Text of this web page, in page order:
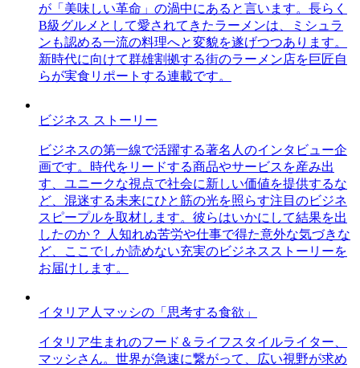
が「美味しい革命」の渦中にあると言います。長らく
B級グルメとして愛されてきたラーメンは、ミシュラ
ンも認める一流の料理へと変貌を遂げつつあります。
新時代に向けて群雄割拠する街のラーメン店を巨匠自
らが実食リポートする連載です。
ビジネス ストーリー
ビジネスの第一線で活躍する著名人のインタビュー企
画です。時代をリードする商品やサービスを産み出
す、ユニークな視点で社会に新しい価値を提供するな
ど、混迷する未来にひと筋の光を照らす注目のビジネ
スピープルを取材します。彼らはいかにして結果を出
したのか？ 人知れぬ苦労や仕事で得た意外な気づきな
ど、ここでしか読めない充実のビジネスストーリーを
お届けします。
イタリア人マッシの「思考する食欲」
イタリア生まれのフード＆ライフスタイルライター、
マッシさん。世界が急速に繋がって、広い視野が求め